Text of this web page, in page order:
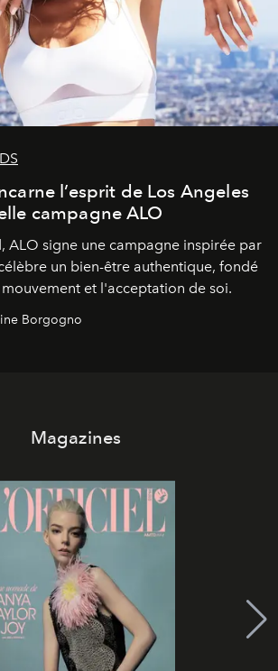
l’esprit de Los Angeles
campagne ALO
ALO signe une campagne inspirée par
un bien-être authentique, fondé
et l'acceptation de soi.
Borgogno
Magazines